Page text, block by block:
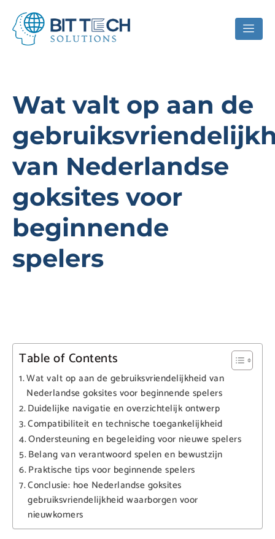
Wat valt op aan de
van Nederlandse
goksites voor
beginnende
spelers
Table of Contents
Wat valt op aan de gebruiksvriendelijkheid van
Nederlandse goksites voor beginnende spelers
Duidelijke navigatie en overzichtelijk ontwerp
Compatibiliteit en technische toegankelijkheid
Ondersteuning en begeleiding voor nieuwe spelers
Belang van verantwoord spelen en bewustzijn
Praktische tips voor beginnende spelers
Conclusie: hoe Nederlandse goksites
gebruiksvriendelijkheid waarborgen voor
nieuwkomers